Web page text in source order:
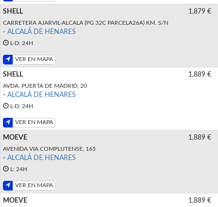
SHELL
CARRETERA AJARVIL-ALCALA (PG 32C PARCELA26A) KM. S/N
- ALCALÁ DE HENARES
L-D: 24H
VER EN MAPA
1,879 €
SHELL
AVDA. PUERTA DE MADRID, 20
- ALCALÁ DE HENARES
L-D: 24H
VER EN MAPA
1,889 €
MOEVE
AVENIDA VIA COMPLUTENSE, 165
- ALCALÁ DE HENARES
L: 24H
VER EN MAPA
1,889 €
MOEVE 1,889 €